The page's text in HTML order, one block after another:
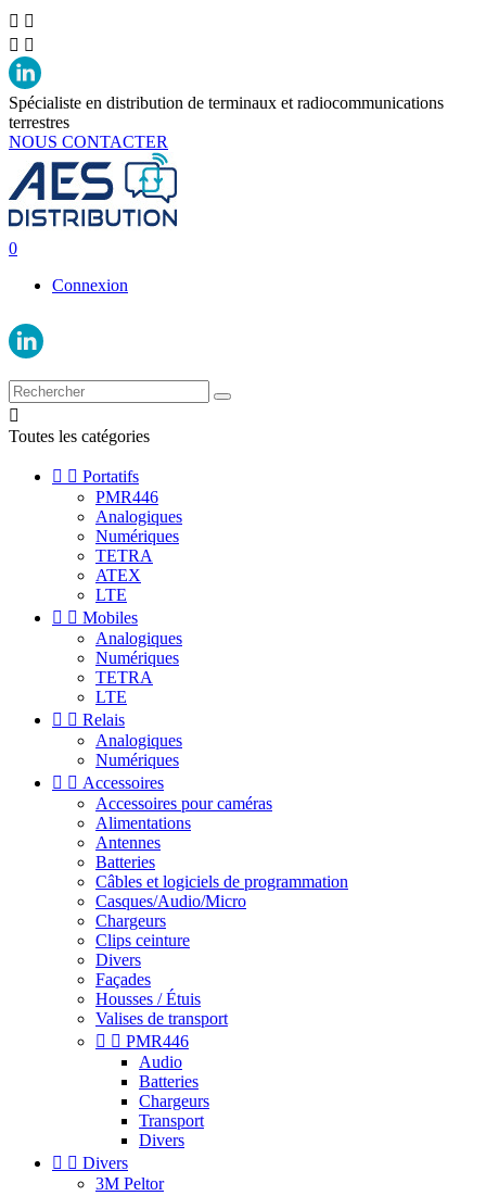
 
 
Spécialiste en distribution de terminaux et radiocommunications
terrestres
NOUS CONTACTER
0
Connexion

Toutes les catégories
  Portatifs
PMR446
Analogiques
Numériques
TETRA
ATEX
LTE
  Mobiles
Analogiques
Numériques
TETRA
LTE
  Relais
Analogiques
Numériques
  Accessoires
Accessoires pour caméras
Alimentations
Antennes
Batteries
Câbles et logiciels de programmation
Casques/Audio/Micro
Chargeurs
Clips ceinture
Divers
Façades
Housses / Étuis
Valises de transport
  PMR446
Audio
Batteries
Chargeurs
Transport
Divers
  Divers
3M Peltor